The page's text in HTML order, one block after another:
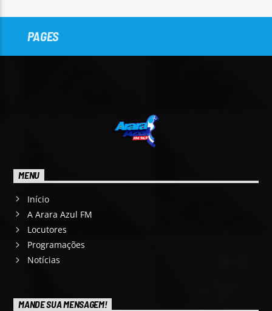
PAGES
MENU
Início
A Arara Azul FM
Locutores
Programações
Notícias
MANDE SUA MENSAGEM!